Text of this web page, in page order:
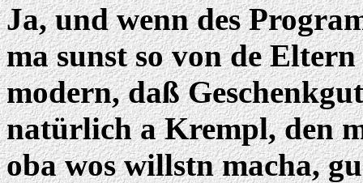
Ja, und wenn des
ma sunst so von de
modern, daß
natürlich a Krempl, den
oba wos willstn macha,